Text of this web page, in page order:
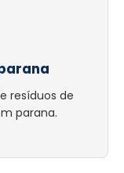
resíduos de
parana.